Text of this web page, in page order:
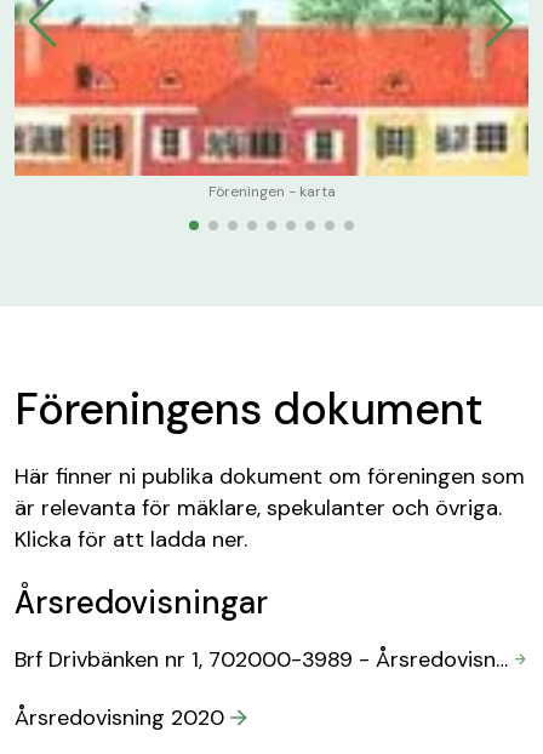
Föreningen - karta
Föreningens dokument
Här finner ni publika dokument om föreningen som
är relevanta för mäklare, spekulanter och övriga.
Klicka för att ladda ner.
Årsredovisningar
Brf Drivbänken nr 1, 702000-3989 - Årsredovisning 2025-12-31.pades.pdf
Årsredovisning 2020